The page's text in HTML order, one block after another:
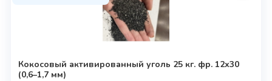
Кокосовый активированный уголь 25 кг. фр. 12х30
(0,6–1,7 мм)